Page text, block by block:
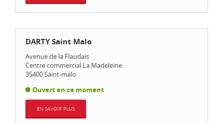
DARTY Saint Malo
Avenue de la Flaudais
Centre commercial La Madeleine
35400Saint-malo
Ouvert en ce moment
EN SAVOIR PLUS